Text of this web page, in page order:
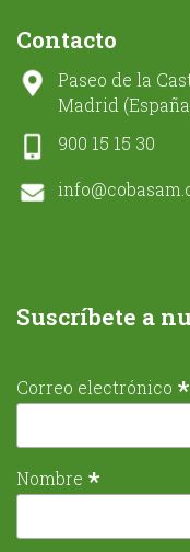
Contacto
Paseo de la
Madrid
900 15 15 30
Suscríbete a
Correo electrónico *
Nombre *